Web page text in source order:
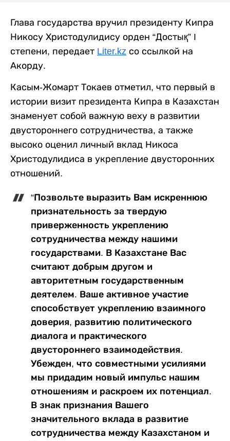
Глава государства вручил президенту Кипра
Никосу Христодулидису орден “Достық” I
степени, передает Liter.kz со ссылкой на
Акорду.
Касым-Жомарт Токаев отметил, что первый в
истории визит президента Кипра в Казахстан
знаменует собой важную веху в развитии
двустороннего сотрудничества, а также
высоко оценил личный вклад Никоса
Христодулидиса в укрепление двусторонних
отношений.
“Позвольте выразить Вам искреннюю
признательность за твердую
приверженность укреплению
сотрудничества между нашими
государствами. В Казахстане Вас
считают добрым другом и
авторитетным государственным
деятелем. Ваше активное участие
способствует укреплению взаимного
доверия, развитию политического
диалога и практического
двустороннего взаимодействия.
Убежден, что совместными усилиями
мы придадим новый импульс нашим
отношениям и раскроем их потенциал.
В знак признания Вашего
значительного вклада в развитие
сотрудничества между Казахстаном и